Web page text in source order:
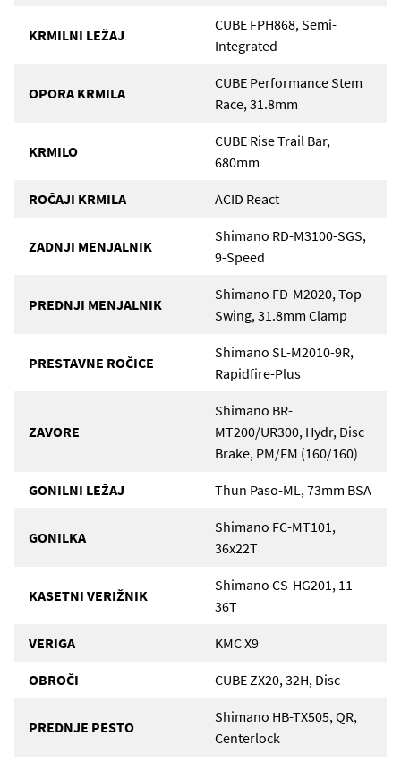
KRMILNI LEŽAJ
CUBE FPH868, Semi-
Integrated
OPORA KRMILA
CUBE Performance Stem
Race, 31.8mm
KRMILO
CUBE Rise Trail Bar,
680mm
ROČAJI KRMILA ACID React
ZADNJI MENJALNIK
Shimano RD-M3100-SGS,
9-Speed
PREDNJI MENJALNIK
Shimano FD-M2020, Top
Swing, 31.8mm Clamp
PRESTAVNE ROČICE
Shimano SL-M2010-9R,
Rapidfire-Plus
ZAVORE
Shimano BR-
MT200/UR300, Hydr, Disc
Brake, PM/FM (160/160)
GONILNI LEŽAJ Thun Paso-ML, 73mm BSA
GONILKA
Shimano FC-MT101,
36x22T
KASETNI VERIŽNIK
Shimano CS-HG201, 11-
36T
VERIGA KMC X9
OBROČI CUBE ZX20, 32H, Disc
PREDNJE PESTO
Shimano HB-TX505, QR,
Centerlock